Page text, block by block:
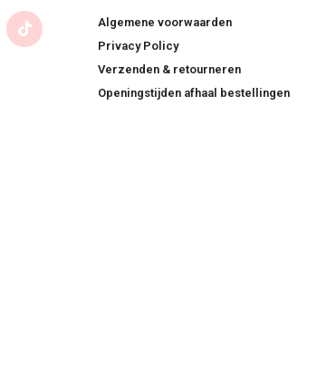
Algemene voorwaarden
Privacy Policy
Verzenden & retourneren
Openingstijden afhaal bestellingen